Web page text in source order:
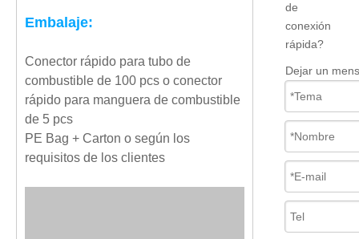
Embalaje:
Conector rápido para tubo de
combustible de 100 pcs o conector
rápido para manguera de combustible
de 5 pcs
PE Bag + Carton o según los
requisitos de los clientes
de
conexión
rápida?
Dejar un